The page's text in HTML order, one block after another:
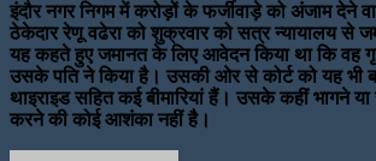
इंदौर नगर निगम में करोड़ों के फर्जीवाड़े को अंजाम देने
ठेकेदार रेणू वढेरा को शुक्रवार को सत्र न्यायालय से
यह कहते हुए जमानत के लिए आवेदन किया था कि वह
उसके पति ने किया है। उसकी ओर से कोर्ट को यह भी
थाइराइड सहित कई बीमारियां हैं। उसके कहीं भागने या
करने की कोई आशंका नहीं है।